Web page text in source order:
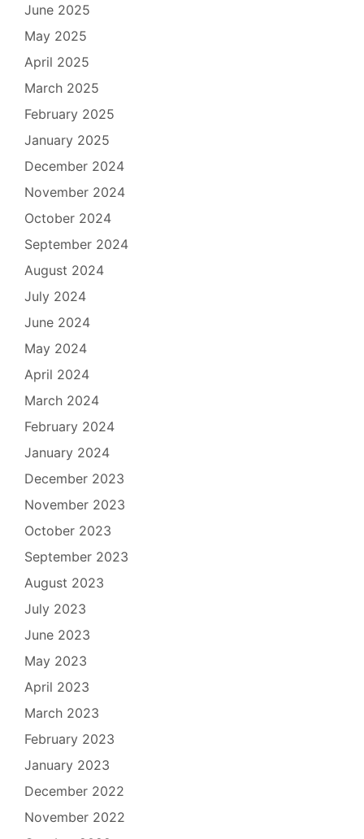
June 2025
May 2025
April 2025
March 2025
February 2025
January 2025
December 2024
November 2024
October 2024
September 2024
August 2024
July 2024
June 2024
May 2024
April 2024
March 2024
February 2024
January 2024
December 2023
November 2023
October 2023
September 2023
August 2023
July 2023
June 2023
May 2023
April 2023
March 2023
February 2023
January 2023
December 2022
November 2022